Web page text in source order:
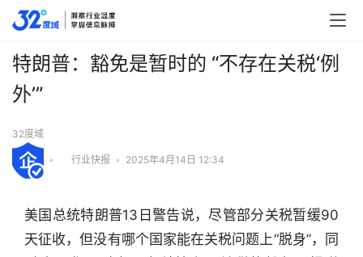
特朗普：豁免是暂时的 “不存在关税‘例
外’”
32度域
• 行业快报 • 2025年4月14日 12:34
美国总统特朗普13日警告说，尽管部分关税暂缓90
天征收，但没有哪个国家能在关税问题上“脱身”，同